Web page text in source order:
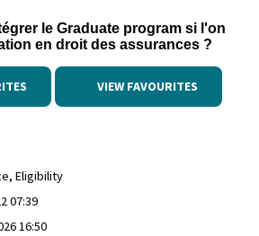
le Graduate program si l'on
en droit des assurances ?
VIEW FAVOURITES
Eligibility
07:39
16:50